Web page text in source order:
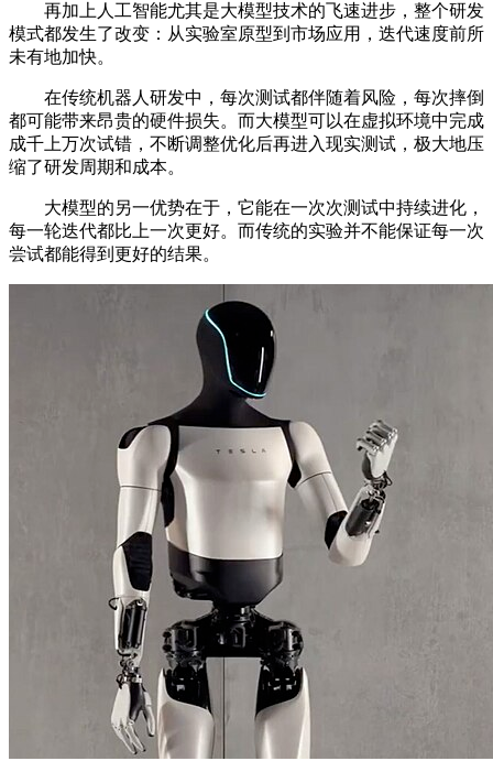
再加上人工智能尤其是大模型技术的飞速进步，整个研发
模式都发生了改变：从实验室原型到市场应用，迭代速度前所
未有地加快。
在传统机器人研发中，每次测试都伴随着风险，每次摔倒
都可能带来昂贵的硬件损失。而大模型可以在虚拟环境中完成
成千上万次试错，不断调整优化后再进入现实测试，极大地压
缩了研发周期和成本。
大模型的另一优势在于，它能在一次次测试中持续进化，
每一轮迭代都比上一次更好。而传统的实验并不能保证每一次
尝试都能得到更好的结果。